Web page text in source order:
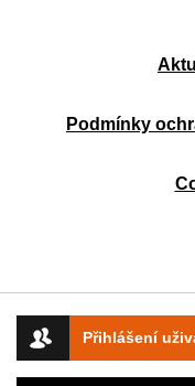
Přihlášení
Podmínky